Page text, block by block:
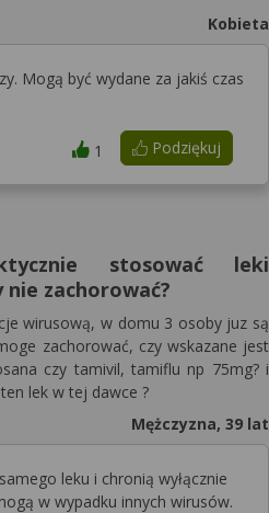
Kobieta
Mogą być wydane za jakiś czas
Podziękuj
1
stosować leki
zachorować?
wirusową, w domu 3 osoby juz są
zachorować, czy wskazane jest
czy tamivil, tamiflu np 75mg? i
lek w tej dawce ?
Mężczyzna, 39 lat
leku i chronią wyłącznie
w wypadku innych wirusów.